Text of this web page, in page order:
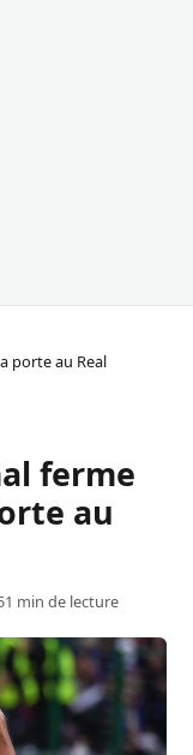
porte au Real
ferme
au
1 min de lecture